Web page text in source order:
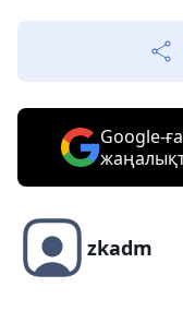
Google-
zkadm